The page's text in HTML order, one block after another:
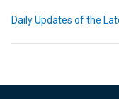
Daily Updates of the